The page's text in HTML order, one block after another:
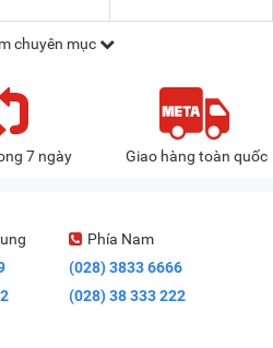
chuyên mục
7 ngày Giao hàng toàn quốc
Phía Nam
(028) 3833 6666
(028) 38 333 222